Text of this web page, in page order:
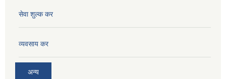
सेवा शुल्क कर
व्यवसाय कर
अन्य